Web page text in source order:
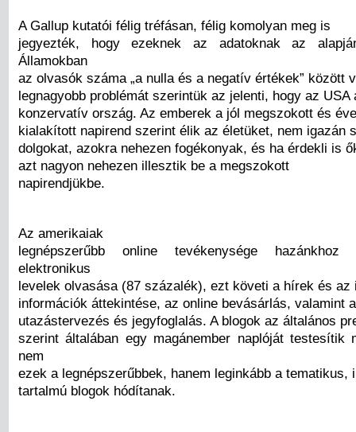
A Gallup kutatói félig tréfásan, félig komolyan meg is
jegyezték, hogy ezeknek az adatoknak az
Államokban
az olvasók száma „a nulla és a negatív értékek” között
legnagyobb problémát szerintük az jelenti, hogy az USA
konzervatív ország. Az emberek a jól megszokott és
kialakított napirend szerint élik az életüket, nem igazán
dolgokat, azokra nehezen fogékonyak, és ha érdekli is
azt nagyon nehezen illesztik be a megszokott
napirendjükbe.
Az amerikaiak
legnépszerűbb online tevékenysége hazánkhoz
elektronikus
levelek olvasása (87 százalék), ezt követi a hírek és az
információk áttekintése, az online bevásárlás, valamint
utazástervezés és jegyfoglalás. A blogok az általános
szerint általában egy magánember naplóját testesítik
nem
ezek a legnépszerűbbek, hanem leginkább a tematikus,
tartalmú blogok hódítanak.